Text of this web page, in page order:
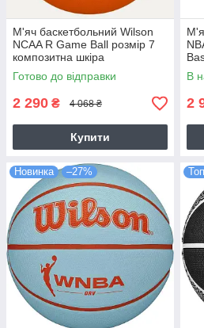
М'яч баскетбольний Wilson
NCAA R Game Ball розмір 7
композитна шкіра
(WZ2022101XB7)
Готово до відправки
2 290 ₴ 4 068 ₴
Купити
В
2
Новинка –27% Топ